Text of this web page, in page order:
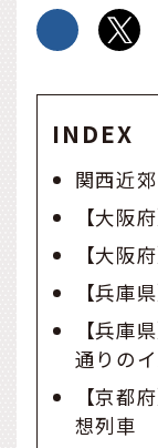
INDEX
関西近
【大阪
【大阪
【兵庫
【兵庫
通りの
【京都
想列車